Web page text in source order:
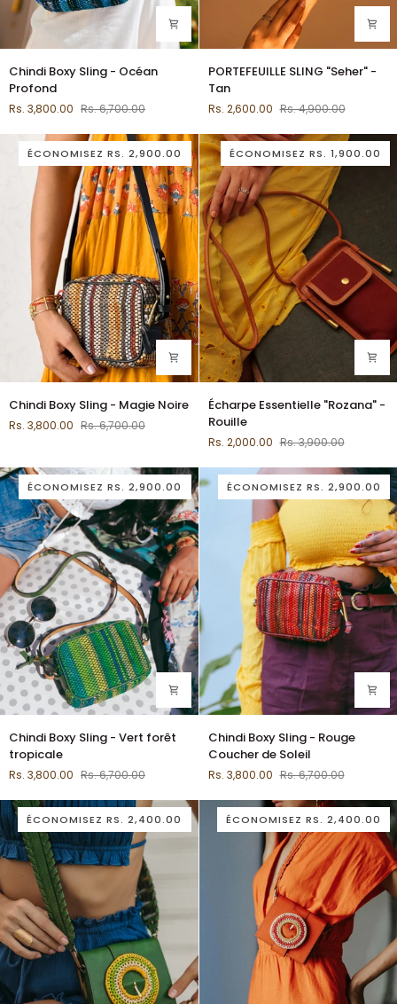
Chindi
Boxy
Sling
-
Océan
Profond
Chindi Boxy Sling - Océan
Profond
Rs. 3,800.00 Rs. 6,700.00
PORTEFEUILLE
SLING
"Seher"
-
Tan
PORTEFEUILLE SLING "Seher" -
Tan
Rs. 2,600.00 Rs. 4,900.00
ÉCONOMISEZRS. 2,900.00
Boxy
Sling
Magie
Noire
Chindi Boxy Sling - Magie Noire
Rs. 3,800.00 Rs. 6,700.00
ÉCONOMISEZ RS. 1,900.00
Écharpe
Essentielle
"Rozana"
-
Rouille
Écharpe Essentielle "Rozana" -
Rouille
Rs. 2,000.00 Rs. 3,900.00
ÉCONOMISEZRS. 2,900.00
Chindi
Boxy
Sling
-
Vert
forêt
tropicale
Chindi Boxy Sling - Vert forêt
tropicale
Rs. 3,800.00 Rs. 6,700.00
ÉCONOMISEZ RS. 2,900.00
Chindi
Boxy
Sling
-
Rouge
Coucher
de
Chindi Boxy Sling - Rouge
Coucher de Soleil
Rs. 3,800.00 Rs. 6,700.00
ÉCONOMISEZRS. 2,400.00 ÉCONOMISEZ RS. 2,400.00